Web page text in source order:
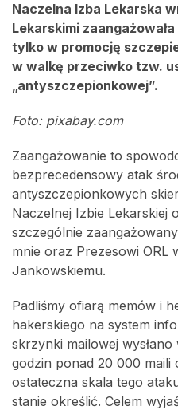
Naczelna Izba Lekarska
Lekarskimi
tylko w promocję
w walkę przeciwko tzw.
„antyszczepionkowej”.
Foto: pixabay.com
Zaangażowanie to
bezprecedensowy atak
antyszczepionkowych
Naczelnej Izbie Lekarskiej
szczególnie
mnie oraz Prezesowi ORL
Jankowskiemu.
Padliśmy ofiarą memów i
hakerskiego na system
skrzynki mailowej
godzin ponad 20 000 maili
ostateczna skala tego
stanie określić. Celem